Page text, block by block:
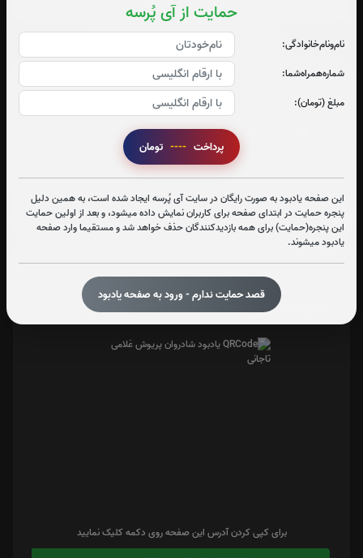
حمایت از آی پُرسه
نام‌و‌نام‌خانوادگی:
شماره‌همراه‌شما:
مبلغ (تومان):
پرداخت ----
این صفحه یادبود به صورت رایگان در سایت آی پُرسه ایجاد شده است، به همین دلیل
پنجره حمایت در ابتدای صفحه برای کاربران نمایش داده میشود، و بعد از اولین حمایت
این پنجره(حمایت) برای همه بازدیدکنندگان حذف خواهد شد و مستقیما وارد صفحه
یادبود میشوند.
قصد حمایت ندارم - ورود به صفحه یادبود
چهارشنبه،پنجشنبه و جمعه
آدرس آرامگاه : اسلامشهر، دارالسلام
از طرف : فرزندان
تعداد بازدید : 123
اشتراک گذاری
برای کپی کردن آدرس این صفحه روی دکمه کلیک نمایید